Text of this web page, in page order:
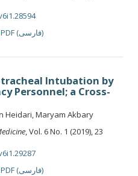
PDF (فارسی)
Intubation by
Personnel; a Cross-
Heidari, Maryam Akbary
, Vol. 6 No. 1 (2019), 23
PDF (فارسی)